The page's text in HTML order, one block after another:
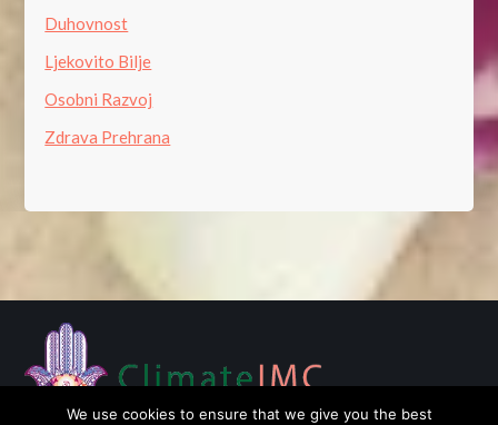
Duhovnost
Ljekovito Bilje
Osobni Razvoj
Zdrava Prehrana
We use cookies to ensure that we give you the best